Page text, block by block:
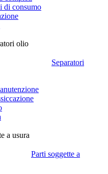
di consumo
olio
Separatori
a usura
Parti soggette a